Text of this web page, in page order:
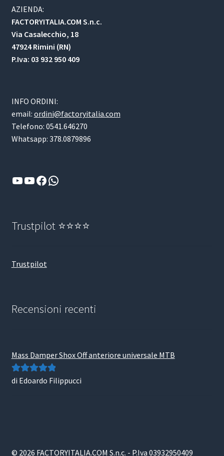
AZIENDA:
FACTORYITALIA.COM S.n.c.
Via Casalecchio, 18
47924 Rimini (RN)
P.Iva: 03 932 950 409
INFO ORDINI:
email: ordini@factoryitalia.com
Telefono: 0541.646270
Whatsapp: 378.0879896
YouTube
YouTube
Facebook
WhatsApp
Trustpilot ⭐⭐⭐⭐
Trustpilot
Recensioni recenti
Mass Damper Shox Off anteriore universale MTB
Valutato5su
di Edoardo Filippucci
© 2026 FACTORYITALIA.COM S.n.c. - P.Iva 03932950409